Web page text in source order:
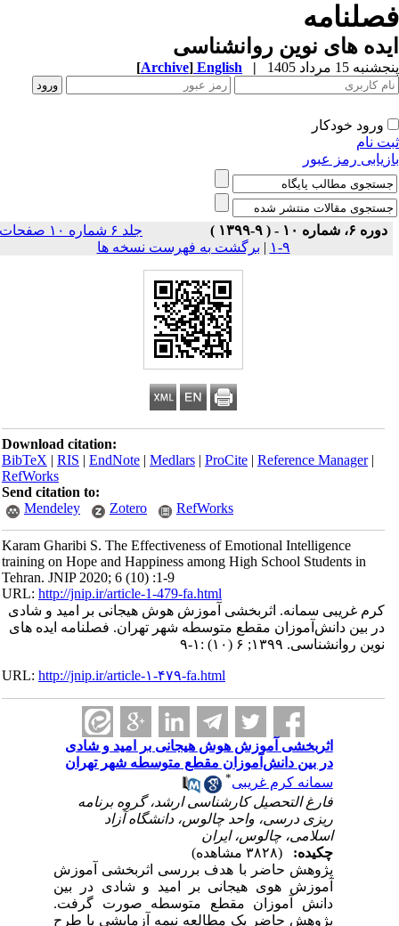
های نوین روانشناسی
15 مرداد 1405 |
English
[Archive]
ورود خودکار
نام
رمز عبور
دوره ۶، شماره ۱۰ - ( ۹-۱۳۹۹ )
جلد ۶ شماره ۱۰ صفحات
| برگشت به فهرست نسخه ها
Download citation:
BibTeX|RIS|EndNote|Medlars|ProCite|Reference Manager
RefWorks
Send citation to:
Mendeley
Zotero RefWorks
Karam Gharibi S. The Effectiveness of Emotional Intelligence
training on Hope and Happiness among High School Students in
Tehran. JNIP 2020; 6 (10) :1-9
URL:http://jnip.ir/article-1-479-fa.html
کرم غریبی سمانه. اثربخشی آموزش هوش هیجانی بر امید و شادی
در بین دانش‌آموزان مقطع متوسطه شهر تهران. فصلنامه ایده های
نوین روانشناسی. ۱۳۹۹; ۶ (۱۰) :۱-۹
URL:http://jnip.ir/article-۱-۴۷۹-fa.html
اثربخشی آموزش هوش هیجانی بر امید و شادی
در بین دانش‌آموزان مقطع متوسطه شهر تهران
سمانه کرم غریبی
فارغ التحصیل کارشناسی ارشد، گروه برنامه
ریزی درسی، واحد چالوس، دانشگاه آزاد
اسلامی، چالوس، ایران
چکیده:
پژوهش حاضر با هدف بررسی اثربخشی آموزش
آموزش هوی هیجانی بر امید و شادی در بین
دانش آموزان مقطع متوسطه صورت گرفت.
پژوهش حاضر یک مطالعه نیمه آزمایشی با طرح